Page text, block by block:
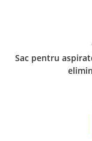
Sac pentru